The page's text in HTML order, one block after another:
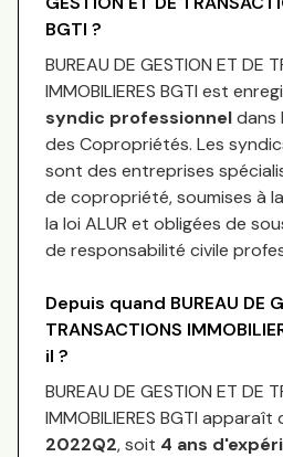
BGTI ?
BUREAU DE GESTION ET DE
IMMOBILIERES BGTI est
syndic professionneldans
des Copropriétés. Les
sont des entreprises
de copropriété, soumises à
la loi ALUR et obligées de
de responsabilité civile
Depuis quand BUREAU DE
TRANSACTIONS
il ?
BUREAU DE GESTION ET DE
IMMOBILIERES BGTI apparaît
2022Q2, soit 4 ans